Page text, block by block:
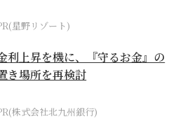
星野リゾート)
利上昇を機に、『守るお金』の
き場所を再検討
株式会社北九州銀行)